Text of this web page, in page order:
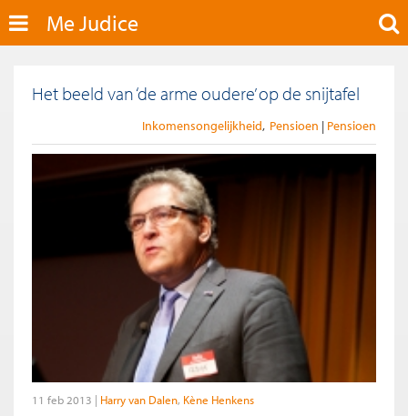
Me Judice
Het beeld van ‘de arme oudere’ op de snijtafel
Inkomensongelijkheid Pensioen Pensioen
11 feb 2013 Harry van Dalen Kène Henkens